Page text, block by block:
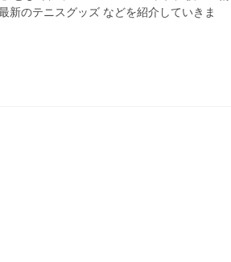
新のテニスグッズ などを紹介していきま